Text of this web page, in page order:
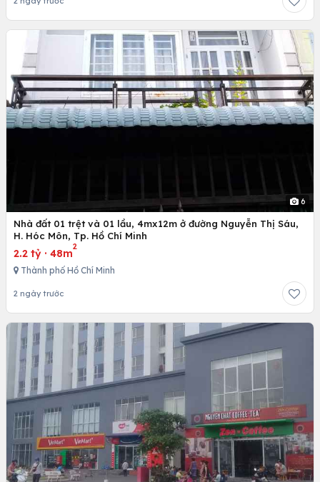
6
Nhà đất 01 trệt và 01 lầu, 4mx12m ở đường Nguyễn Thị Sáu,
H. Hóc Môn, Tp. Hồ Chí Minh
2.2 tỷ · 48m
2
Thành phố Hồ Chí Minh
2 ngày trước